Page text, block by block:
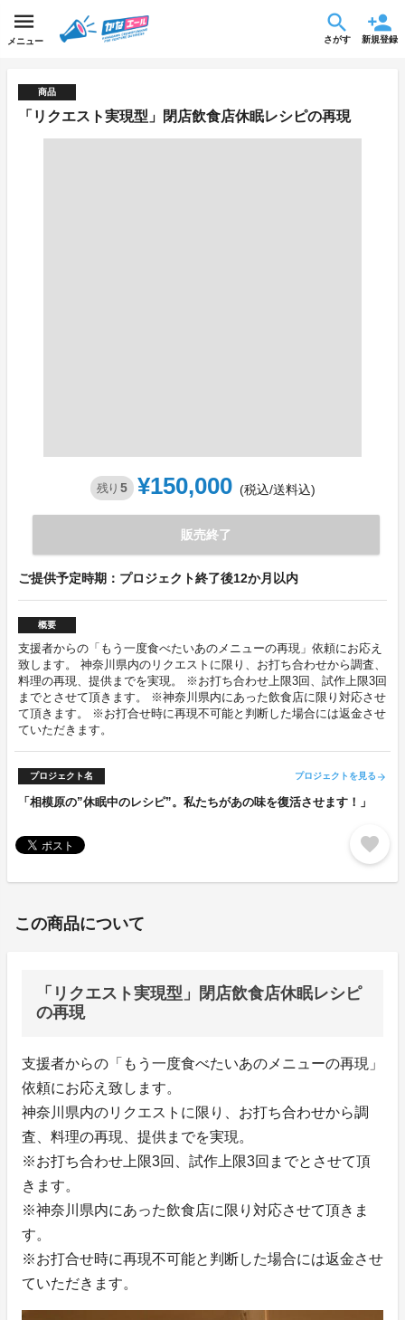
メニュー さがす 新規登録
商品
「リクエスト実現型」閉店飲食店休眠レシピの再現
残り 5 ¥150,000 (税込/送料込)
販売終了
ご提供予定時期：プロジェクト終了後12か月以内
概要
支援者からの「もう一度食べたいあのメニューの再現」依頼にお応え
致します。 神奈川県内のリクエストに限り、お打ち合わせから調査、
料理の再現、提供までを実現。 ※お打ち合わせ上限3回、試作上限3回
までとさせて頂きます。 ※神奈川県内にあった飲食店に限り対応させ
て頂きます。 ※お打合せ時に再現不可能と判断した場合には返金させ
ていただきます。
プロジェクト名 プロジェクトを見る arrow_forward
「相模原の”休眠中のレシピ”。私たちがあの味を復活させます！」
favorite
この商品について
「リクエスト実現型」閉店飲食店休眠レシピ
の再現
支援者からの「もう一度食べたいあのメニューの再現」
依頼にお応え致します。
神奈川県内のリクエストに限り、お打ち合わせから調
査、料理の再現、提供までを実現。
※お打ち合わせ上限3回、試作上限3回までとさせて頂
きます。
※神奈川県内にあった飲食店に限り対応させて頂きま
す。
※お打合せ時に再現不可能と判断した場合には返金させ
ていただきます。